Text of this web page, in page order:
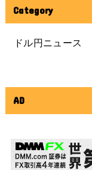
Category
ドル円ニュース
AD